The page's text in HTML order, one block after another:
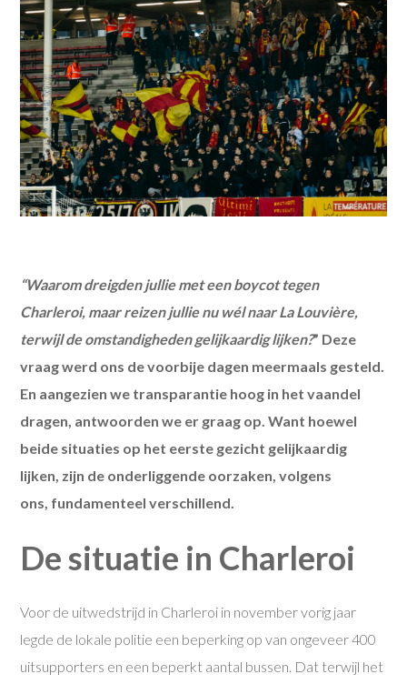
“Waarom dreigden jullie met een boycot tegen
Charleroi, maar reizen jullie nu wél naar La Louvière,
terwijl de omstandigheden gelijkaardig lijken?” Deze
vraag werd ons de voorbije dagen meermaals gesteld.
En aangezien we transparantie hoog in het vaandel
dragen, antwoorden we er graag op. Want hoewel
beide situaties op het eerste gezicht gelijkaardig
lijken, zijn de onderliggende oorzaken, volgens
ons, fundamenteel verschillend.
De situatie in Charleroi
Voor de uitwedstrijd in Charleroi in november vorig jaar
legde de lokale politie een beperking op van ongeveer 400
uitsupporters en een beperkt aantal bussen. Dat terwijl het